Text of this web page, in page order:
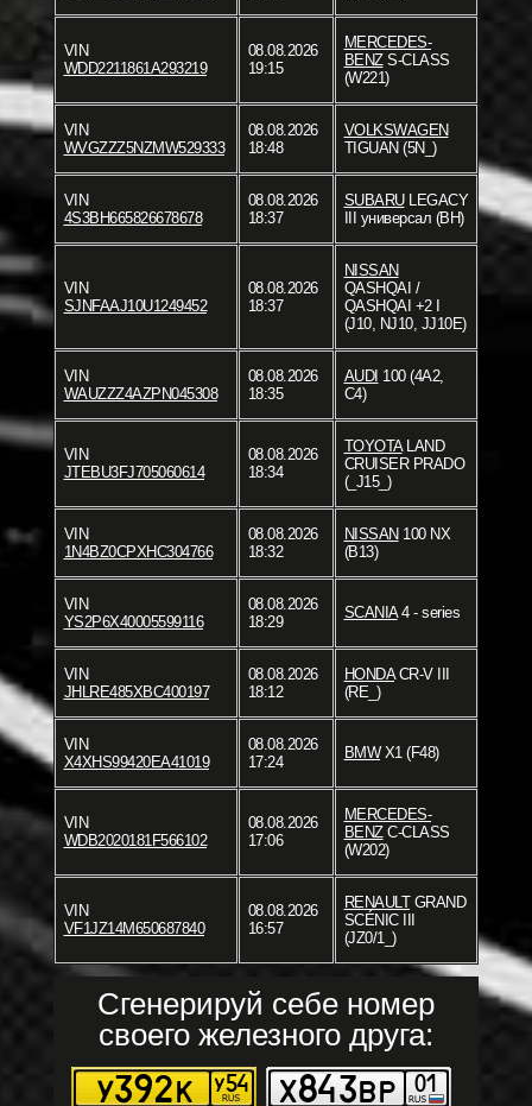
VIN
WDD2211861A293219
08.08.2026
19:15
MERCEDES-
BENZS-CLASS
(W221)
VIN
WVGZZZ5NZMW529333
08.08.2026
18:48
VOLKSWAGEN
TIGUAN (5N_)
VIN
4S3BH665826678678
08.08.2026
18:37
SUBARULEGACY
III универсал (BH)
VIN
SJNFAAJ10U1249452
08.08.2026
18:37
NISSAN
QASHQAI /
QASHQAI +2 I
(J10, NJ10, JJ10E)
VIN
WAUZZZ4AZPN045308
08.08.2026
18:35
AUDI 100 (4A2,
C4)
VIN
JTEBU3FJ705060614
08.08.2026
18:34
TOYOTALAND
CRUISER PRADO
(_J15_)
VIN
1N4BZ0CPXHC304766
08.08.2026
18:32
NISSAN 100 NX
(B13)
VIN
YS2P6X40005599116
08.08.2026
18:29
SCANIA4 - series
VIN
JHLRE485XBC400197
08.08.2026
18:12
HONDACR-V III
(RE_)
VIN
X4XHS99420EA41019
08.08.2026
17:24
BMWX1 (F48)
VIN
WDB2020181F566102
08.08.2026
17:06
MERCEDES-
BENZC-CLASS
(W202)
VIN
VF1JZ14M650687840
08.08.2026
16:57
RENAULTGRAND
SCÉNIC III
(JZ0/1_)
Сгенерируй себе номер
своего железного друга: